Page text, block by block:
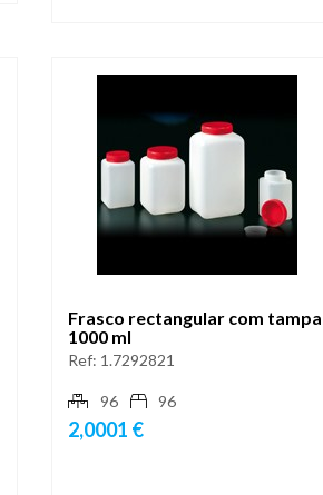
Frasco rectangular com tampa
1000 ml
Ref: 1.7292821
96 96
2,0001 €